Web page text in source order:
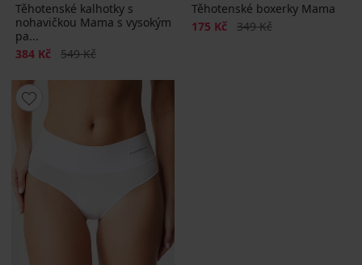
Těhotenské kalhotky s
nohavičkou Mama s vysokým
pa...
Sleva
384 Kč Původní cena
549 Kč
Těhotenské boxerky Mama
Sleva
175 Kč Původní cena
349 Kč